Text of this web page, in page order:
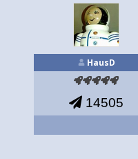
HausD
14505